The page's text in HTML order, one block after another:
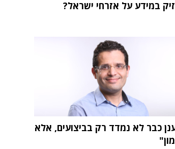
במידע על אזרחי ישראל?
כבר לא נמדד רק בביצועים, אלא